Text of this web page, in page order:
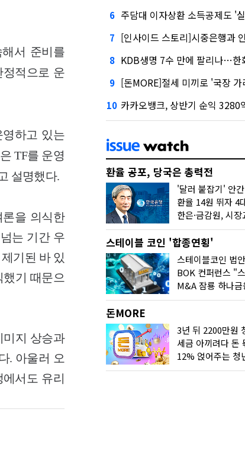
서 준비를
정적으로 운
하고 있는
TF를 운영
설명했다.
을 의식한
는 기간 우
기된 바 있
기 때문으
미지 상승과
. 아울러 오
서도 유리
6 주담대 이자상환 소득공제도 '실거
7 [인사이드 스토리]시중은행과 인뱅, '비용효
8 KDB생명 7수 만에 팔리나…한화·흥
9 [돈MORE]절세 미끼로 '국장 가라
10 카카오뱅크, 상반기 순익 3280억 '역대 최대'…"캐
환율 공포, 당국은 총력전
스테이블 코인 '합종연횡'
돈MORE